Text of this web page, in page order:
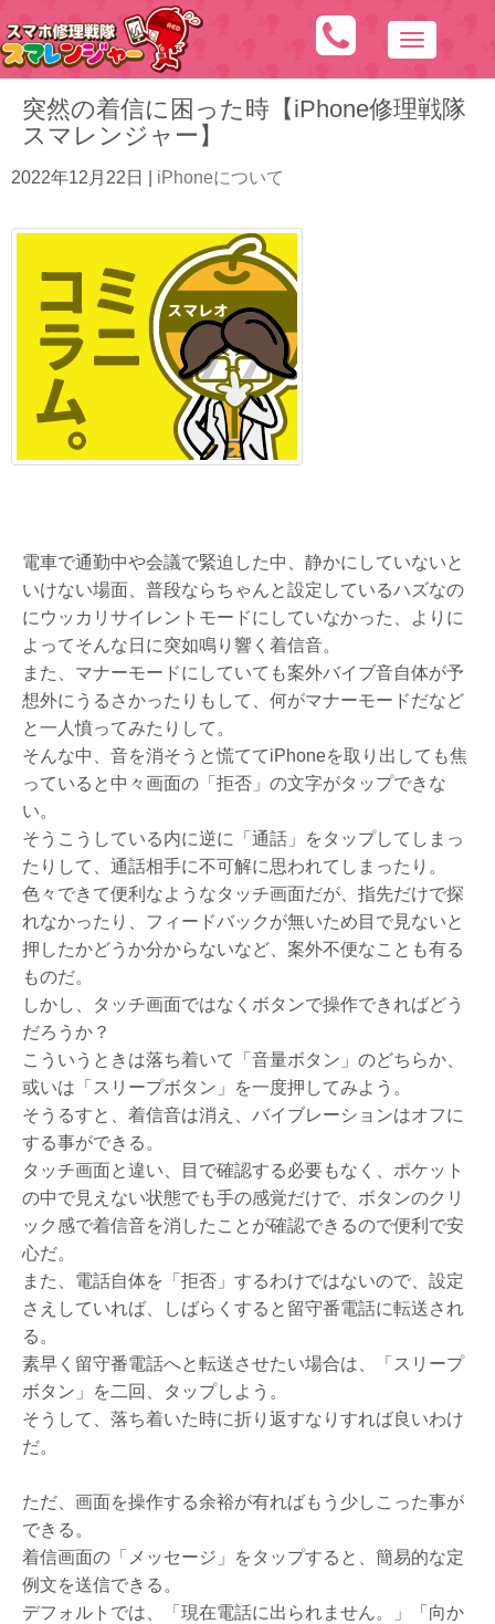
N
a
v
突然の着信に困った時【iPhone修理戦隊
スマレンジャー】
2022年12月22日 iPhoneについて
電車で通勤中や会議で緊迫した中、静かにしていないと
いけない場面、普段ならちゃんと設定しているハズなの
にウッカリサイレントモードにしていなかった、よりに
よってそんな日に突如鳴り響く着信音。
また、マナーモードにしていても案外バイブ音自体が予
想外にうるさかったりもして、何がマナーモードだなど
と一人憤ってみたりして。
そんな中、音を消そうと慌ててiPhoneを取り出しても焦
っていると中々画面の「拒否」の文字がタップできな
い。
そうこうしている内に逆に「通話」をタップしてしまっ
たりして、通話相手に不可解に思われてしまったり。
色々できて便利なようなタッチ画面だが、指先だけで探
れなかったり、フィードバックが無いため目で見ないと
押したかどうか分からないなど、案外不便なことも有る
ものだ。
しかし、タッチ画面ではなくボタンで操作できればどう
だろうか？
こういうときは落ち着いて「音量ボタン」のどちらか、
或いは「スリープボタン」を一度押してみよう。
そうるすと、着信音は消え、バイブレーションはオフに
する事ができる。
タッチ画面と違い、目で確認する必要もなく、ポケット
の中で見えない状態でも手の感覚だけで、ボタンのクリ
ック感で着信音を消したことが確認できるので便利で安
心だ。
また、電話自体を「拒否」するわけではないので、設定
さえしていれば、しばらくすると留守番電話に転送され
る。
素早く留守番電話へと転送させたい場合は、「スリープ
ボタン」を二回、タップしよう。
そうして、落ち着いた時に折り返すなりすれば良いわけ
だ。
ただ、画面を操作する余裕が有ればもう少しこった事が
できる。
着信画面の「メッセージ」をタップすると、簡易的な定
例文を送信できる。
デフォルトでは、「現在電話に出られません。」「向か